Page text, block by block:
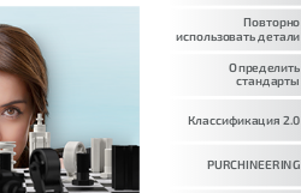
Повторно
использовать детали
Определить
стандарты
Классификация 2.0
PURCHINEERING